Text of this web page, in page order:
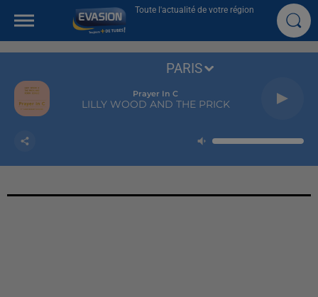
Toute l'actualité de votre région
Prayer In C
LILLY WOOD AND THE PRICK
PARIS